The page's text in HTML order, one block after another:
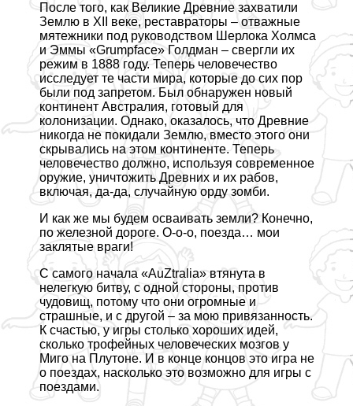
После того, как Великие Древние захватили
Землю в XII веке, реставраторы – отважные
мятежники под руководством Шерлока Холмса
и Эммы «Grumpface» Голдман – свергли их
режим в 1888 году. Теперь человечество
исследует те части мира, которые до сих пор
были под запретом. Был обнаружен новый
континент Австралия, готовый для
колонизации. Однако, оказалось, что Древние
никогда не покидали Землю, вместо этого они
скрывались на этом континенте. Теперь
человечество должно, используя современное
оружие, уничтожить Древних и их рабов,
включая, да-да, случайную орду зомби.
И как же мы будем осваивать земли? Конечно,
по железной дороге. О-о-о, поезда… мои
заклятые враги!
С самого начала «AuZtralia» втянута в
нелегкую битву, с одной стороны, против
чудовищ, потому что они огромные и
страшные, и с другой – за мою привязанность.
К счастью, у игры столько хороших идей,
сколько трофейных человеческих мозгов у
Миго на Плутоне. И в конце концов это игра не
о поездах, насколько это возможно для игры с
поездами.